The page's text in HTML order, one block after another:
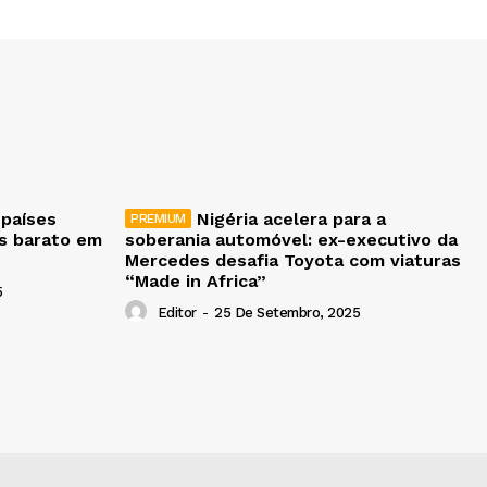
barato em
Nigéria acelera para a
soberania automóvel: ex-executivo da
Mercedes desafia Toyota com viaturas
“Made in Africa”
Editor - 25 De Setembro, 2025